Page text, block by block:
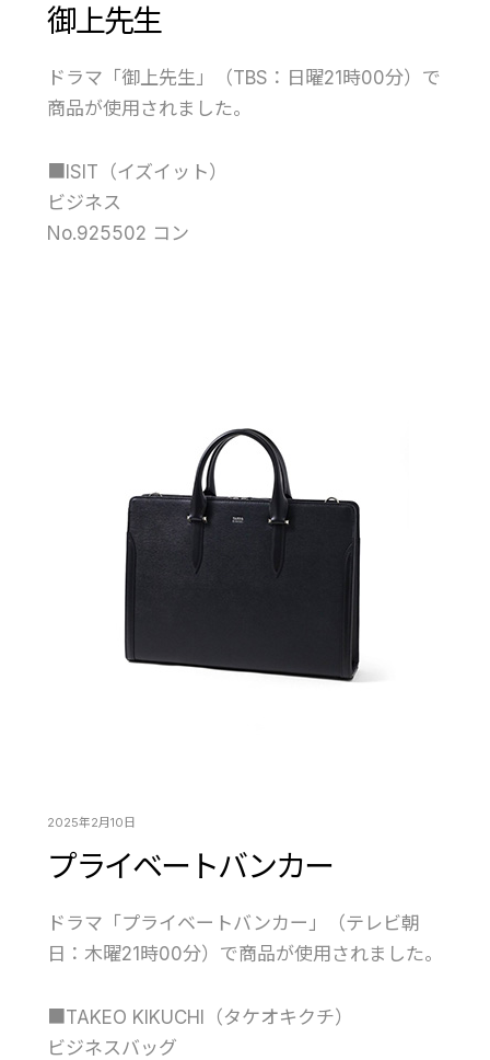
御上先生
ドラマ「御上先生」（TBS：日曜21時00分）で
商品が使用されました。
■ISIT（イズイット）
ビジネス
No.925502 コン
2025年2月10日
プライベートバンカー
ドラマ「プライベートバンカー」（テレビ朝
日：木曜21時00分）で商品が使用されました。
■TAKEO KIKUCHI（タケオキクチ）
ビジネスバッグ